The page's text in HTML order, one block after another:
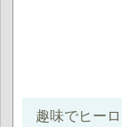
趣味でヒー